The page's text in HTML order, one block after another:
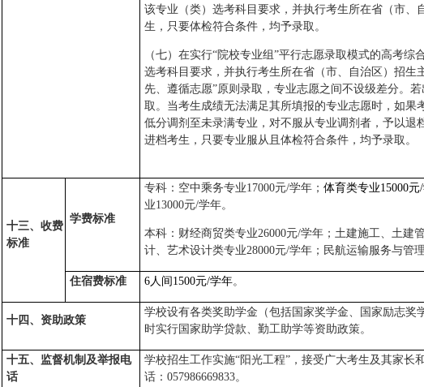
该专业（类）选考科目要求，并执行考生所在省（市
生，只要体检符合条件，均予录取。
（七）在实行“院校专业组”平行志愿录取模式的高考
选考科目要求，并执行考生所在省（市、自治区）招
先、遵循志愿”原则录取，专业志愿之间不设级差分。
取。当考生成绩无法满足其所填报的专业志愿时，如果
低分调剂至未录满专业，对不服从专业调剂者，予以退
进档考生，只要专业服从且体检符合条件，均予录取。
十三、收费
标准
学费标准
专科：空中乘务专业17000元/学年； 体育类专业15000元/
业13000元/学年。
本科：财经商贸类专业26000元/学年；土建施工、土建
计、艺术设计类专业28000元/学年；民航运输服务与管理
住宿费标准 6人间1500元/学年。
十四、资助政策
学校设有各类奖助学金（包括国家奖学金、国家励志奖
时实行国家助学贷款、勤工助学等资助政策。
十五、监督机制及举报电
话
学校招生工作实施“阳光工程”，接受广大考生及其家
话：057986669833。